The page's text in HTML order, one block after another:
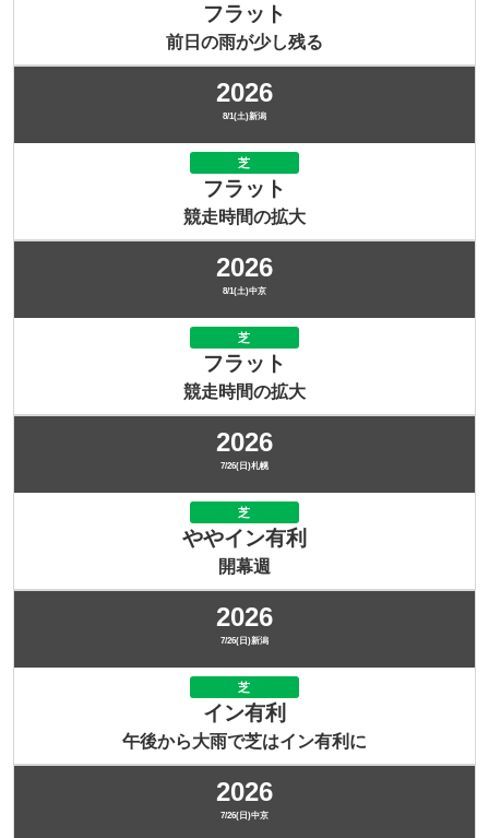
フラット
前日の雨が少し残る
2026
8/1(土)新潟
芝
フラット
競走時間の拡大
2026
8/1(土)中京
芝
フラット
競走時間の拡大
2026
7/26(日)札幌
芝
ややイン有利
開幕週
2026
7/26(日)新潟
芝
イン有利
午後から大雨で芝はイン有利に
2026
7/26(日)中京